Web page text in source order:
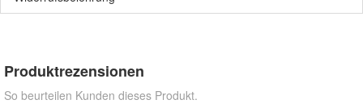
Produktrezensionen
So beurteilen Kunden dieses Produkt.